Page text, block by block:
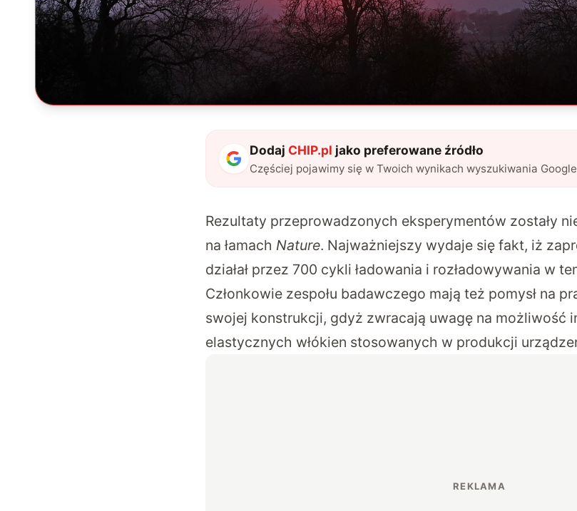
Dodaj CHIP.pl jako preferowane źródło
Częściej pojawimy się w Twoich wynikach wyszukiwania Google
Rezultaty przeprowadzonych eksperymentów zostały
na łamach Nature. Najważniejszy wydaje się fakt, iż
działał przez 700 cykli ładowania i rozładowywania w
Członkowie zespołu badawczego mają też pomysł na
swojej konstrukcji, gdyż zwracają uwagę na możliwość
elastycznych włókien stosowanych w produkcji